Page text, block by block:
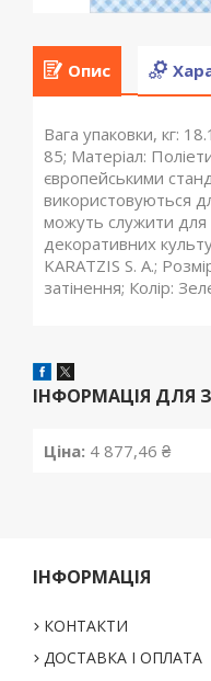
Опис
Вага упаковки, кг:
85; Матеріал:
європейськими
використовуються
можуть служити для
декоративних
KARATZIS S. A.;
затінення; Колір:
ІНФОРМАЦІЯ ДЛЯ
Ціна: 4 877,46 ₴
ІНФОРМАЦІЯ
КОНТАКТИ
ДОСТАВКА І ОПЛАТА